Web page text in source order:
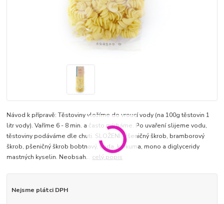
Návod k přípravě: Těstoviny vložíme do vroucí vody (na 100g těstovin 1
litr vody). Vaříme 6 - 8 min. a často mícháme. Po uvaření slijeme vodu,
těstoviny podáváme dle chuti. SLOŽENÍ: Pšeničný škrob, bramborový
škrob, pšeničný škrob bobtnavý, voda, kurkuma, mono a diglyceridy
mastných kyselin. Neobsah... celý popis
Nejsme plátci DPH